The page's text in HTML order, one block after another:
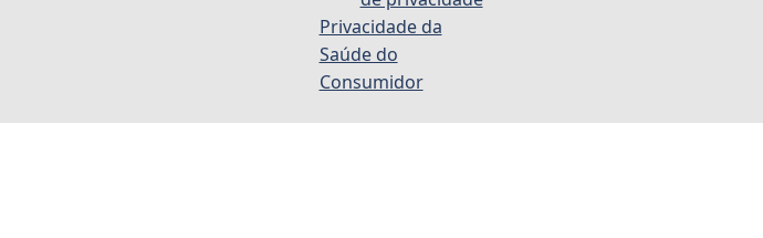
Privacidade da
Saúde do
Consumidor